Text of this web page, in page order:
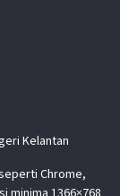
Kelantan
Chrome,